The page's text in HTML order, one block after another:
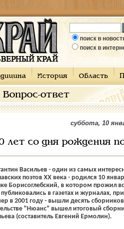
поиск в
поиск в
История Область
Вопрос-ответ
суббота, 10
лет со дня рождения
Васильев - один из самых
поэтов ХХ века - родился 10
Борисоглебский, в котором прожил
публиковались в газетах и журналах,
в 2001 году - вышли десять
"Нюанс" вышел итоговый
(составитель Евгений Ермолин).